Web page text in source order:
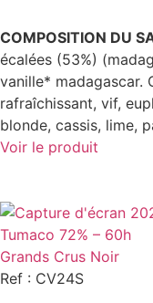
COMPOSITION DU
écalées (53%)
vanille* madagascar.
rafraîchissant, vif,
blonde, cassis, lime,
Voir le produit
Tumaco 72% – 60h
Grands Crus Noir
Ref : CV24S